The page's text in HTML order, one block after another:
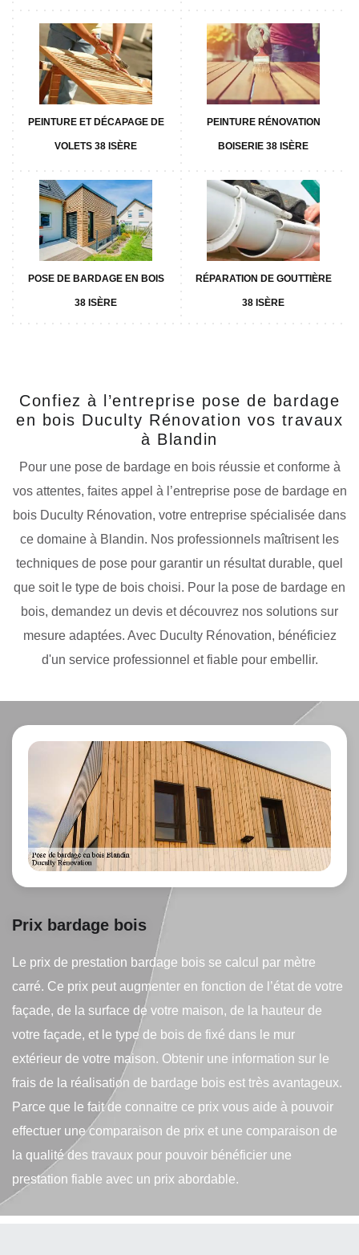
PEINTURE ET DÉCAPAGE DE
VOLETS 38 ISÈRE
PEINTURE RÉNOVATION
BOISERIE 38 ISÈRE
POSE DE BARDAGE EN BOIS
38 ISÈRE
RÉPARATION DE GOUTTIÈRE
38 ISÈRE
Confiez à l’entreprise pose de bardage
en bois Duculty Rénovation vos travaux
à Blandin
Pour une pose de bardage en bois réussie et conforme à
vos attentes, faites appel à l’entreprise pose de bardage en
bois Duculty Rénovation, votre entreprise spécialisée dans
ce domaine à Blandin. Nos professionnels maîtrisent les
techniques de pose pour garantir un résultat durable, quel
que soit le type de bois choisi. Pour la pose de bardage en
bois, demandez un devis et découvrez nos solutions sur
mesure adaptées. Avec Duculty Rénovation, bénéficiez
d'un service professionnel et fiable pour embellir.
Prix bardage bois
Le prix de prestation bardage bois se calcul par mètre
carré. Ce prix peut augmenter en fonction de l’état de votre
façade, de la surface de votre maison, de la hauteur de
votre façade, et le type de bois de fixé dans le mur
extérieur de votre maison. Obtenir une information sur le
frais de la réalisation de bardage bois est très avantageux.
Parce que le fait de connaitre ce prix vous aide à pouvoir
effectuer une comparaison de prix et une comparaison de
la qualité des travaux pour pouvoir bénéficier une
prestation fiable avec un prix abordable.